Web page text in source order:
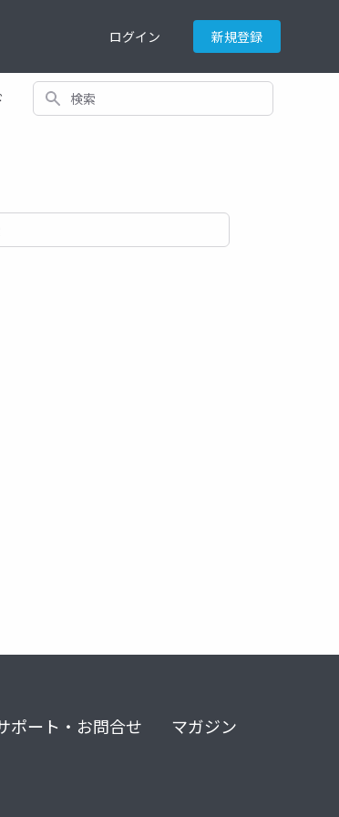
ログイン 新規登録
検索
ポート・お問合せ マガジン